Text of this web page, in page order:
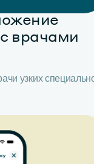
врачами
узких